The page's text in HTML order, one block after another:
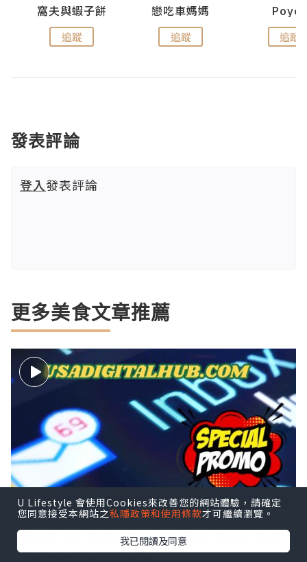
窩夫與蝦子餅
追蹤
戀吃車媽媽
追蹤 追蹤
發表評論
登入發表評論
更多美食文章推薦
Best 10 Websites to Buy AOL Mail
Accounts in Bulk
U Lifestyle 會使用Cookies來改善您的網站體驗，請確定
您同意接受本網站之私隱政策和使用條款才可繼續瀏覽。
我已閱讀及同意